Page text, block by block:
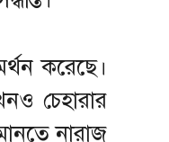
করেছে।
চেহারার
নারাজ